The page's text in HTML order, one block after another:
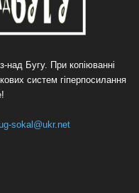
над Бугу. При копіюванні
систем гіперпосилання
sokal@ukr.net